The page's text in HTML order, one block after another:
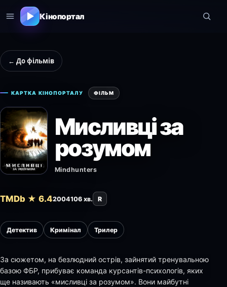
Кінопортал
← До фільмів
КАРТКА КІНОПОРТАЛУ ФІЛЬМ
Мисливці за
розумом
Mindhunters
TMDb ★ 6.42004106 хв. R
Детектив Кримінал Трилер
За сюжетом, на безлюдний острів, зайнятий тренувальною
базою ФБР, прибуває команда курсантів-психологів, яких
ще називають «мисливці за розумом». Вони майбутні